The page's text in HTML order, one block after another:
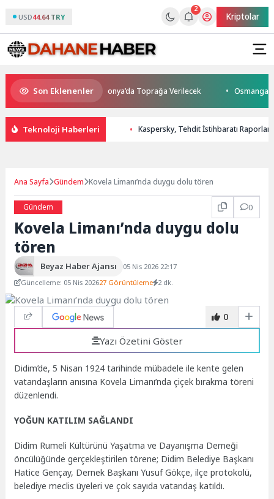
USD44.64 TRY
2
Kriptolar
Son Eklenenler
Kaybetti: Kuzey Makedonya’da Toprağa Verilecek
Teknoloji Haberleri Kaspersky, Tehdit İstihbaratı
Ana Sayfa Gündem Kovela Limanı’nda duygu dolu tören
Gündem 0
Kovela Limanı’nda duygu dolu
tören
Beyaz Haber Ajansı
05 Nis 2026 22:17
Güncelleme: 05 Nis 202627 Görüntüleme 2 dk.
0
Yazı Özetini Göster
Didim’de, 5 Nisan 1924 tarihinde mübadele ile kente gelen
vatandaşların anısına Kovela Limanı’nda çiçek bırakma töreni
düzenlendi.
YOĞUN KATILIM SAĞLANDI
Didim Rumeli Kültürünü Yaşatma ve Dayanışma Derneği
öncülüğünde gerçekleştirilen törene; Didim Belediye Başkanı
Hatice Gençay, Dernek Başkanı Yusuf Gökçe, ilçe protokolü,
belediye meclis üyeleri ve çok sayıda vatandaş katıldı.